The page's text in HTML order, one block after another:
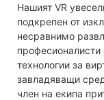
Нашият VR
подкрепен от
несравнимо
професионалисти
технологии за
завладяващи
член на екипа